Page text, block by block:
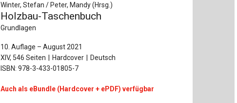
Winter, Stefan / Peter, Mandy (Hrsg.)
Holzbau-Taschenbuch
Grundlagen
10. Auflage – August 2021
XIV, 546 Seiten
Hardcover
Deutsch
ISBN: 978-3-433-01805-7
Auch als eBundle (Hardcover + ePDF) verfügbar